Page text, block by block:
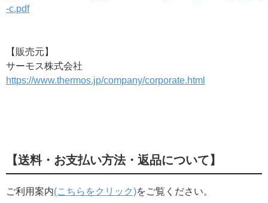
-c.pdf
【販売元】
サーモス株式会社
https://www.thermos.jp/company/corporate.html
【送料・お支払い方法・返品について】
ご利用案内(こちらをクリック)をご覧ください。